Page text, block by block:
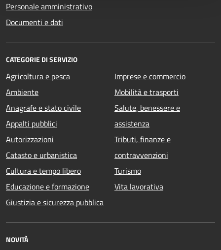
Personale amministrativo
Documenti e dati
CATEGORIE DI SERVIZIO
Agricoltura e pesca
Ambiente
Anagrafe e stato civile
Appalti pubblici
Autorizzazioni
Catasto e urbanistica
Cultura e tempo libero
Educazione e formazione
Giustizia e sicurezza pubblica
Imprese e commercio
Mobilità e trasporti
Salute, benessere e
assistenza
Tributi, finanze e
contravvenzioni
Turismo
Vita lavorativa
NOVITÀ